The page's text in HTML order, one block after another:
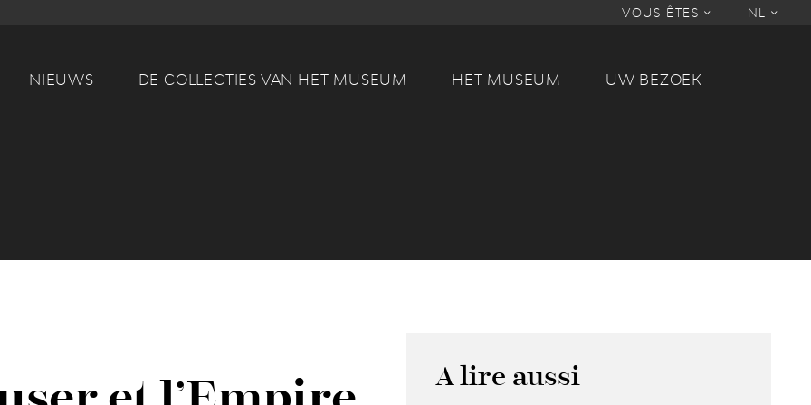
VOUS ÊTES NL
Main navigation
NIEUWS DE COLLECTIES VAN HET MUSEUM HET MUSEUM UW BEZOEK
A lire aussi